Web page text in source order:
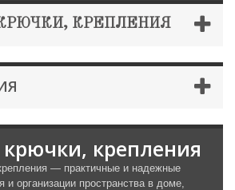
КРЕПЛЕНИЯ
крепления
— практичные и надежные
и организации пространства в доме,